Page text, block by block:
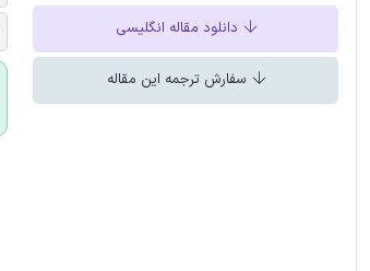
دانلود مقاله انگلیسی
سفارش ترجمه این مقاله